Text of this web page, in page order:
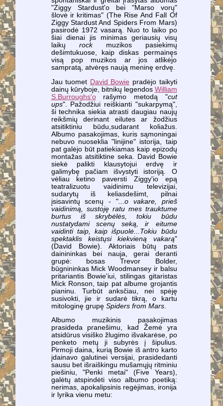
"Ziggy Stardust'o bei "Marso vorų"
šlovė ir kritimas" (The Rise And Fall Of
Ziggy Stardust And Spiders From Mars)
pasirodė 1972 vasarą. Nuo to laiko po
šiai dienai jis minimas geriausių visų
laikų rockmuzikos pasiekimų
dešimtukuose, kaip diskas permainęs
visą pop muzikos ar jos atlikėjo
sampratą, atvėręs naują meninę erdvę.
Jau tuomet David Bowie pradėjo taikyti
dainų kūryboje, bitnikų legendos William
S.Burroughs'orašymo metodą "cut
ups". Pažodžiui reiškianti "sukarpymą",
ši technika siekia atrasti daugiau naujų
reikšmių derinant eilutes ar žodžius
atsitiktiniu būdu,sudarant koliažus.
Albumo pasakojimas, kuris sąmoningai
nebuvo nuoseklia "linijine" istorija, taip
pat galėjo būt patiekiamas kaip epizodų
montažas atsitiktine seka. David Bowie
siekė palikti klausytojui erdvę ir
galimybę pačiam išvystyti istoriją. O
vėliau ketino paversti Ziggy'io epą
teatralizuotu vaidinimu televizijai,
sudarytų iš keliasdešimt, pilnai
įsisavintų scenų - "...o vakare, prieš
vaidinimą, sustoję ratu mes trauktume
burtus iš skrybėlės, tokiu būdu
nustatydami scenų seką, ir eitume
vaidinti taip, kaip išpuolė...Tokiu būdu
spektaklis keistųsi kiekvieną vakarą"
(David Bowie). Aktoriais būtų pats
dainininkas bei nauja, gerai deranti
grupė: bosas Trevor Bolder,
būgnininkas Mick Woodmansey ir balsu
pritariantis Bowie'iui, stilingas gitaristas
Mick Ronson, taip pat albume grojantis
pianinu. Turbūt anksčiau, nei spėję
susivokti, jie ir sudarė tikrą, o kartu
mitologinę grupę Spiders from Mars.
Albumo muzikinis pasakojimas
prasideda pranešimu, kad Žemė yra
atsidūrus visiško žlugimo išvakarėse, po
penketo metų ji subyrės į šipulius.
Pirmoji daina, kurią Bowie iš antro karto
įdainavo galutinei versijai, prasidedanti
sausu bet išraiškingu mušamųjų ritminiu
piešiniu, "Penki metai" (Five Years),
galėtų atspindėti viso albumo poetiką:
nerimas, apokalipsinis regėjimas, ironija
ir lyrika vienu metu: